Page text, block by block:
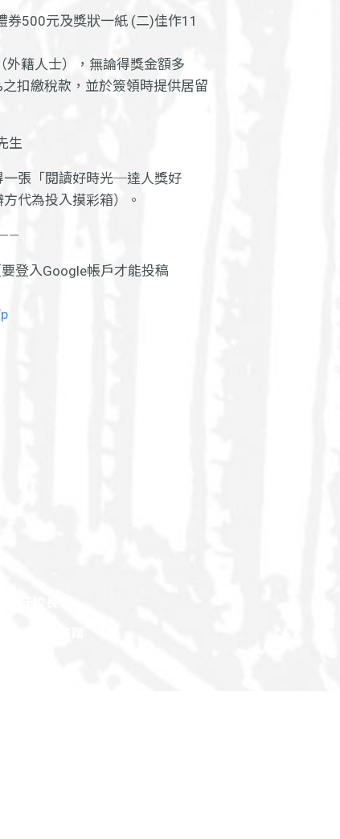
券500元及獎狀一紙 (二)佳作11
籍人士），無論得獎金額多
扣繳稅款，並於簽領時提供居留
生
張「閱讀好時光─達人獎好
代為投入摸彩箱）。
要登入Google帳戶才能投稿